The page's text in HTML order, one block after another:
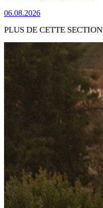
06.08.2026
PLUS DE CETTE SECTION